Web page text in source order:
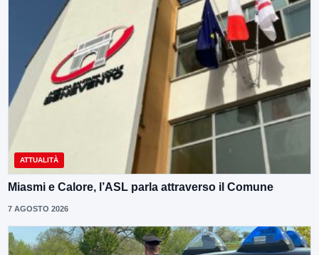
ATTUALITÀ
Miasmi e Calore, l’ASL parla attraverso il Comune
7 AGOSTO 2026